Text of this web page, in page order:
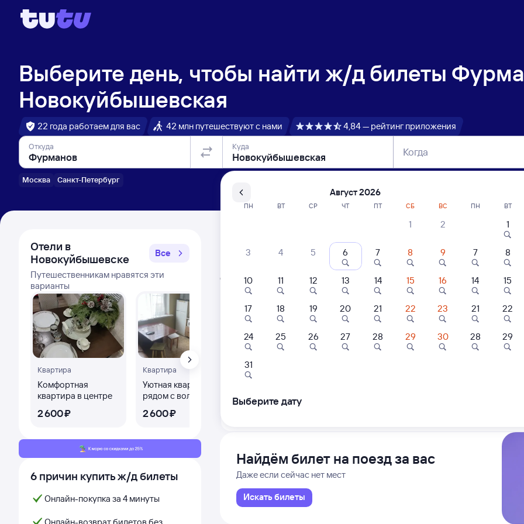
Выберите день, чтобы найти ж/д билеты
Новокуйбышевская
22 года работаем для вас 42 млн путешествуют с нами 4,84 — рейтинг приложения
Откуда
Москва Санкт-Петербург
Куда Когда
Отели в
Новокуйбышевске
Все
Путешественникам нравятся эти
варианты
Квартира
Комфортная
квартира в центре
2 ⁠600 ⁠₽
Квартира
Уютная квартира
рядом с волжскими
2 ⁠600 ⁠₽
Квартира
в облаках
6 причин купить ж/д билеты
Онлайн-покупка за 4 минуты
Расписание поездов Фурманов —
Расписание поездов Новокуйбышевская — Фурманов
Открыта продажа билетов на 3 ноября. Отправление и прибытие по местному
047А Проходящий
Фурманов
из Санкт-Петербурга-Главн.
10:28 08:08
Дни следованияближайшие: 6, 8, 10 августа
Найдём билет на поезд за вас
Даже если сейчас нет мест
Искать билеты
Август 2026
ПН ВТ СР ЧТ ПТ СБ ВС
1 2
3 4 5 6 7 8 9
10 11 12 13 14 15 16
17 18 19 20 21 22 23
24 25 26 27 28 29 30
31
ПН ВТ
1
7 8
14 15
21 22
28 29
Выберите дату